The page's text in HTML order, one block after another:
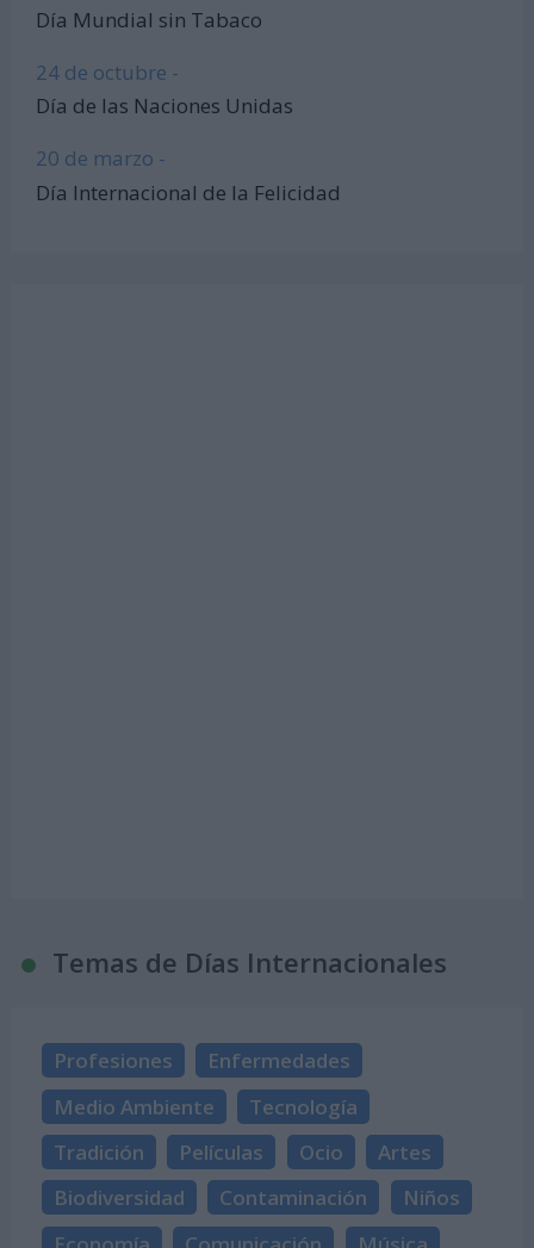
Día Mundial sin Tabaco
24 de octubre -
Día de las Naciones Unidas
20 de marzo -
Día Internacional de la Felicidad
Temas de Días Internacionales
Profesiones
Enfermedades
Medio Ambiente
Tecnología
Tradición
Películas Ocio
Artes
Biodiversidad
Contaminación
Niños